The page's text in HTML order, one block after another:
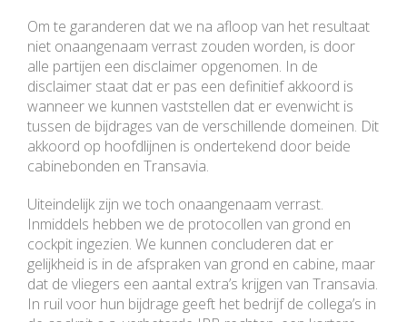
Om te garanderen dat we na afloop van het resultaat
niet onaangenaam verrast zouden worden, is door
alle partijen een disclaimer opgenomen. In de
disclaimer staat dat er pas een definitief akkoord is
wanneer we kunnen vaststellen dat er evenwicht is
tussen de bijdrages van de verschillende domeinen. Dit
akkoord op hoofdlijnen is ondertekend door beide
cabinebonden en Transavia.
Uiteindelijk zijn we toch onaangenaam verrast.
Inmiddels hebben we de protocollen van grond en
cockpit ingezien. We kunnen concluderen dat er
gelijkheid is in de afspraken van grond en cabine, maar
dat de vliegers een aantal extra’s krijgen van Transavia.
In ruil voor hun bijdrage geeft het bedrijf de collega’s in